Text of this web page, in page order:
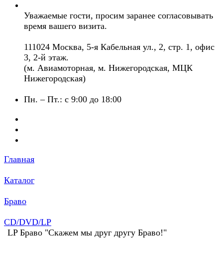
Уважаемые гости, просим заранее согласовывать
время вашего визита.
111024 Москва, 5-я Кабельная ул., 2, стр. 1, офис
3, 2-й этаж.
(м. Авиамоторная, м. Нижегородская, МЦК
Нижегородская)
Пн. – Пт.: с 9:00 до 18:00
Главная
Каталог
Браво
CD/DVD/LP
LP Браво "Скажем мы друг другу Браво!"